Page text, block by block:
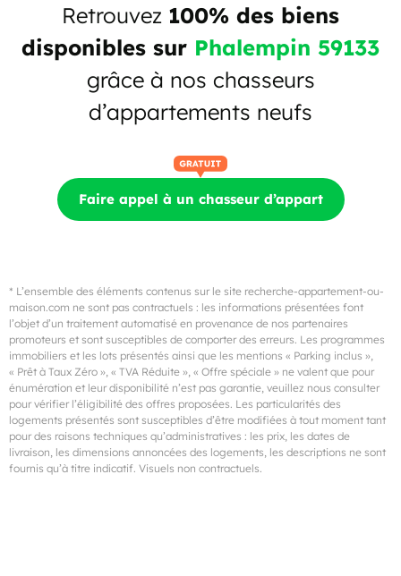
Retrouvez 100% des biens
disponibles sur Phalempin 59133
grâce à nos chasseurs
d’appartements neufs
Faire appel à un chasseur d’appart
* L’ensemble des éléments contenus sur le site recherche-appartement-ou-
maison.com ne sont pas contractuels : les informations présentées font
l’objet d’un traitement automatisé en provenance de nos partenaires
promoteurs et sont susceptibles de comporter des erreurs. Les programmes
immobiliers et les lots présentés ainsi que les mentions « Parking inclus »,
« Prêt à Taux Zéro », « TVA Réduite », « Offre spéciale » ne valent que pour
énumération et leur disponibilité n’est pas garantie, veuillez nous consulter
pour vérifier l’éligibilité des offres proposées. Les particularités des
logements présentés sont susceptibles d’être modifiées à tout moment tant
pour des raisons techniques qu’administratives : les prix, les dates de
livraison, les dimensions annoncées des logements, les descriptions ne sont
fournis qu’à titre indicatif. Visuels non contractuels.